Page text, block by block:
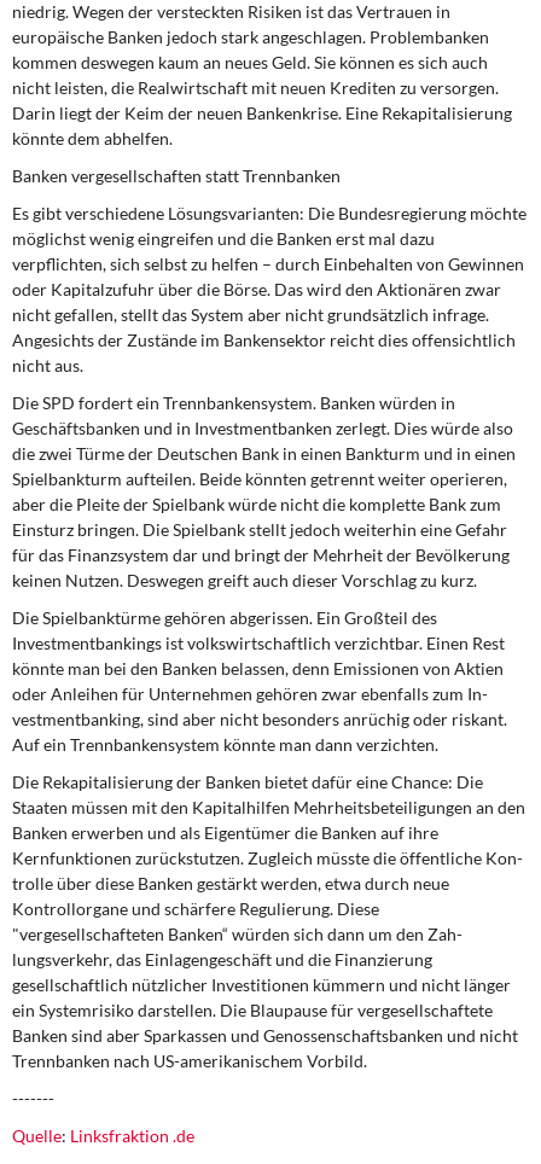
niedrig. Wegen der versteckten Risiken ist das Ver­trauen in
europäische Banken jedoch stark angeschlagen. Problembanken
kommen deswegen kaum an neues Geld. Sie können es sich auch
nicht leisten, die Realwirt­schaft mit neuen Krediten zu versorgen.
Darin liegt der Keim der neuen Bankenkrise. Eine Rekapitalisierung
könnte dem abhelfen.
Banken vergesellschaften statt Trennbanken
Es gibt verschiedene Lösungsvarianten: Die Bundesregierung möchte
möglichst wenig eingreifen und die Banken erst mal dazu
verpflichten, sich selbst zu helfen – durch Ein­behalten von Gewinnen
oder Kapitalzufuhr über die Börse. Das wird den Aktionären zwar
nicht gefallen, stellt das System aber nicht grundsätzlich infrage.
Angesichts der Zustände im Bankensektor reicht dies offensichtlich
nicht aus.
Die SPD fordert ein Trennbankensystem. Banken würden in
Geschäftsbanken und in Investmentbanken zerlegt. Dies würde also
die zwei Türme der Deutschen Bank in einen Bankturm und in einen
Spielbankturm aufteilen. Beide könnten getrennt weiter operieren,
aber die Pleite der Spielbank würde nicht die komplette Bank zum
Einsturz bringen. Die Spielbank stellt jedoch weiterhin eine Gefahr
für das Finanzsystem dar und bringt der Mehrheit der Bevölkerung
keinen Nutzen. Deswegen greift auch dieser Vor­schlag zu kurz.
Die Spielbanktürme gehören abgerissen. Ein Großteil des
Investmentbankings ist volkswirtschaftlich verzichtbar. Einen Rest
könnte man bei den Banken belassen, denn Emissionen von Aktien
oder Anleihen für Unternehmen gehören zwar ebenfalls zum In­
vestmentbanking, sind aber nicht besonders anrüchig oder riskant.
Auf ein Trennban­kensystem könnte man dann verzichten.
Die Rekapitalisierung der Banken bietet dafür eine Chance: Die
Staaten müssen mit den Kapitalhilfen Mehrheitsbeteiligungen an den
Banken erwerben und als Eigentümer die Banken auf ihre
Kernfunktionen zurückstutzen. Zugleich müsste die öffentliche Kon­
trolle über diese Banken gestärkt werden, etwa durch neue
Kontrollorgane und schärfe­re Regulierung. Diese
"vergesellschafteten Banken“ würden sich dann um den Zah­
lungsverkehr, das Einlagengeschäft und die Finanzierung
gesellschaftlich nützlicher In­vestitionen kümmern und nicht länger
ein Systemrisiko darstellen. Die Blaupause für vergesellschaftete
Banken sind aber Sparkassen und Genossenschaftsbanken und nicht
Trennbanken nach US-amerikanischem Vorbild.
-------
Quelle: Linksfraktion .de